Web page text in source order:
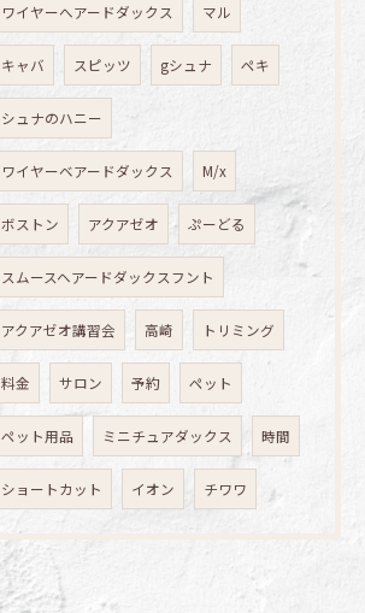
ワイヤーへアードダックス マル
キャバ スピッツ gシュナ ペキ
シュナのハニー
ワイヤーベアードダックス M/x
ボストン アクアゼオ ぷーどる
スムースヘアードダックスフント
アクアゼオ講習会 高崎 トリミング
料金 サロン 予約 ペット
ペット用品 ミニチュアダックス 時間
ショートカット イオン チワワ